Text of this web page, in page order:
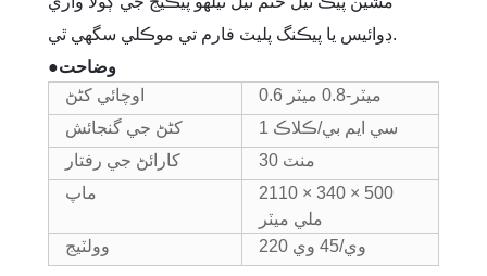
ڊوائيس يا پيڪنگ پليٽ فارم تي موڪلي سگھي ٿي.
●وضاحت
اوچائي کڻڻ
0.6 ميٽر-0.8 ميٽر
کڻڻ جي گنجائش
1 سي ايم بي/ڪلاڪ
کارائڻ جي رفتار
30 منٽ
ماپ
2110 × 340 × 500
ملي ميٽر
وولٽيج
220 وي/45 وي